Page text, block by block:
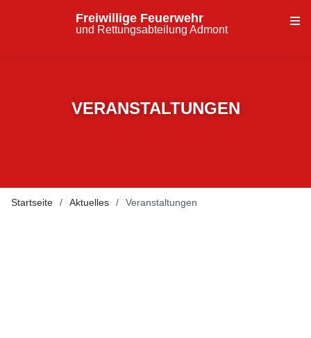
Freiwillige Feuerwehr
und Rettungsabteilung Admont
VERANSTALTUNGEN
Startseite Aktuelles Veranstaltungen